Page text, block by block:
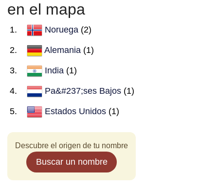
en el mapa
Noruega (2)
Alemania (1)
India (1)
Pa&#237;ses Bajos (1)
Estados Unidos (1)
Descubre el origen de tu nombre
Buscar un nombre